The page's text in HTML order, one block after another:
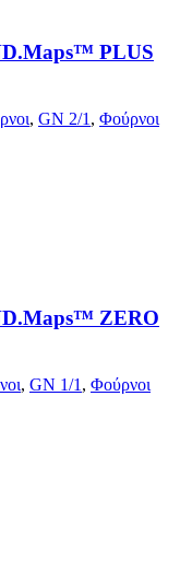
PLUS
, GN 2/1 , Φούρνοι
ZERO
, GN 1/1 , Φούρνοι